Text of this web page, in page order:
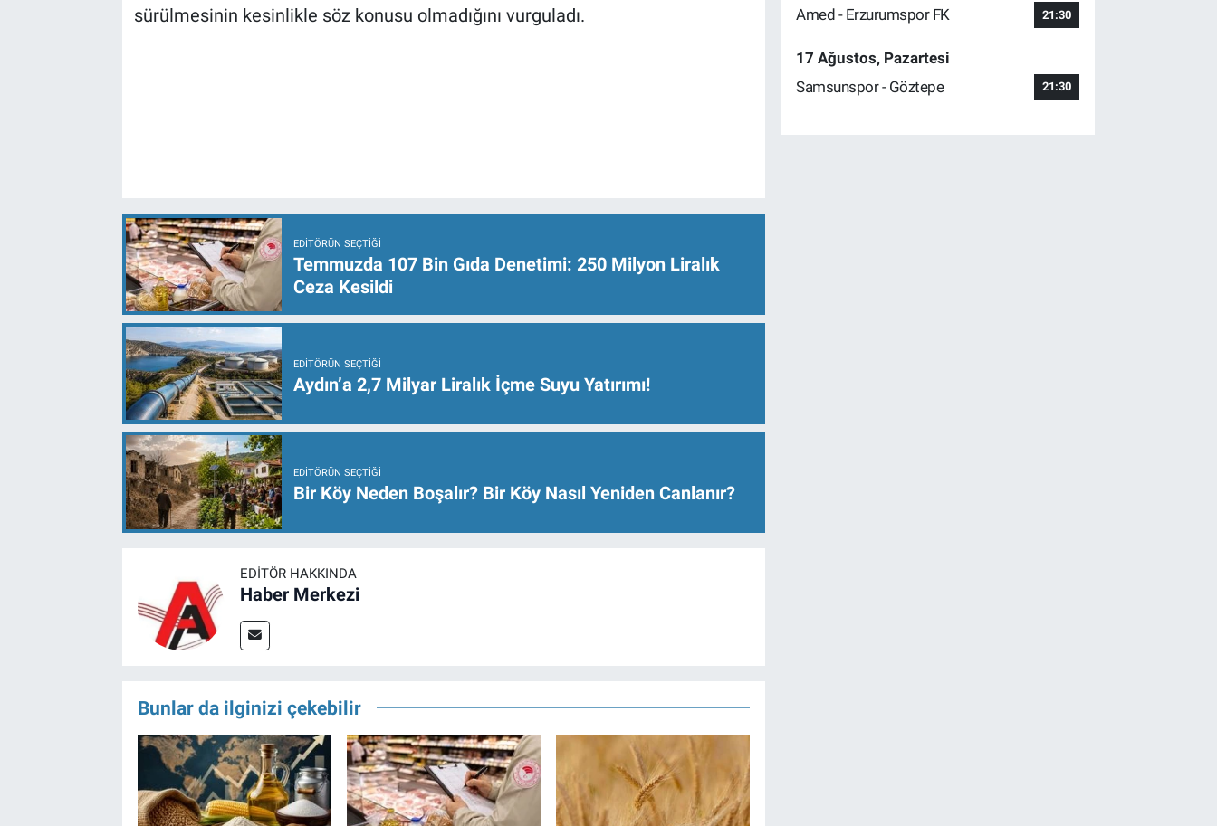
sürülmesinin kesinlikle söz konusu olmadığını vurguladı.
EDITÖRÜN SEÇTIĞI
Temmuzda 107 Bin Gıda Denetimi: 250 Milyon Liralık
Ceza Kesildi
EDITÖRÜN SEÇTIĞI
Aydın’a 2,7 Milyar Liralık İçme Suyu Yatırımı!
EDITÖRÜN SEÇTIĞI
Bir Köy Neden Boşalır? Bir Köy Nasıl Yeniden Canlanır?
EDITÖR HAKKINDA
Haber Merkezi
Bunlar da ilginizi çekebilir
Amed - Erzurumspor FK 21:30
17 Ağustos, Pazartesi
Samsunspor - Göztepe
21:30